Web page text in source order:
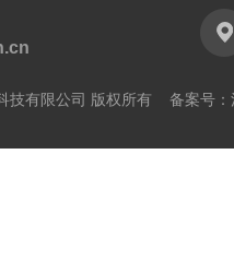
技有限公司 版权所有 备案号